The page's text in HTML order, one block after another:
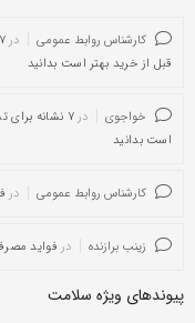
کارشناس روابط عمومی در
قبل از خرید بهتر است بدانید
خواجوی در
۷ نشانه
است بدانید
کارشناس روابط عمومی در
زینب برازنده در فواید
پیوندهای ویژه سلامت